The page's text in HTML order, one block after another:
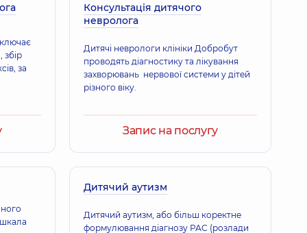
дитячий,27 років досвіду
збір
за
Консультація дитячого
невролога
Дитячі неврологи клініки Добробут
проводять діагностику та лікування
захворювань нервової системи у дітей
різного віку.
Запис на послугу
Дитячий аутизм
Дитячий аутизм, або більш коректне
формулювання діагнозу РАС (розлади